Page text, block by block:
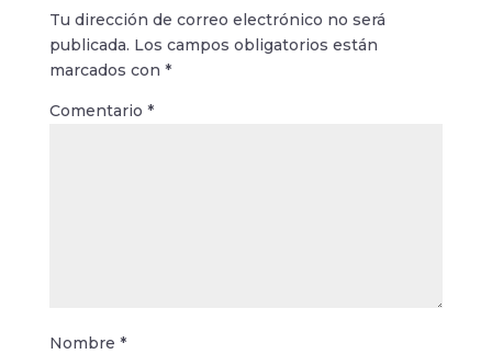
Tu dirección de correo electrónico no será
publicada. Los campos obligatorios están
marcados con *
Comentario *
Nombre *